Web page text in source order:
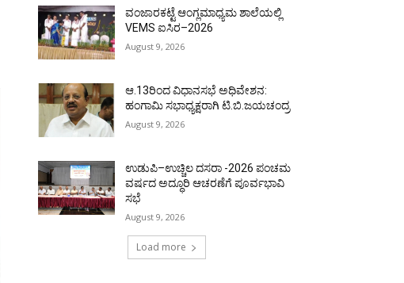
ವಂಜಾರಕಟ್ಟೆ ಆಂಗ್ಲಮಾಧ್ಯಮ ಶಾಲೆಯಲ್ಲಿ
VEMS ಐಸಿರ–2026
August 9, 2026
ಆ.13ರಿಂದ ವಿಧಾನಸಭೆ ಅಧಿವೇಶನ:
ಹಂಗಾಮಿ ಸಭಾಧ್ಯಕ್ಷರಾಗಿ ಟಿ.ಬಿ.ಜಯಚಂದ್ರ
August 9, 2026
ಉಡುಪಿ–ಉಚ್ಚಿಲ ದಸರಾ -2026 ಪಂಚಮ
ವರ್ಷದ ಅದ್ಧೂರಿ ಆಚರಣೆಗೆ ಪೂರ್ವಭಾವಿ
ಸಭೆ
August 9, 2026
Load more